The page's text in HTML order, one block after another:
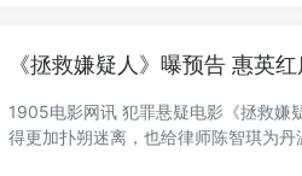
《拯救嫌疑人》曝预告 惠英
1905电影网讯 犯罪悬疑电影《拯救嫌
得更加扑朔迷离，也给律师陈智琪为丹